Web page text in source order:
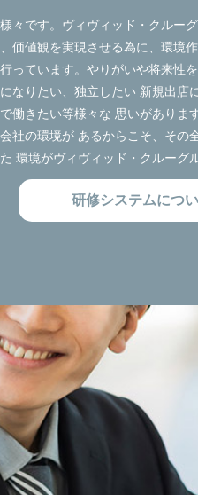
々です。ヴィヴィッド・クルー
価値観を実現させる為に、環境
っています。やりがいや将来性
なりたい、独立したい 新規出店
働きたい等様々な 思いがありま
社の環境が あるからこそ、その
環境がヴィヴィッド・クルーグ
研修システムにつ